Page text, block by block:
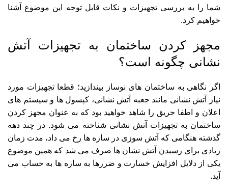
شما را به بررسی تجهیزات و نکات قابل توجه این موضوع آشنا
خواهیم کرد.
مجهز کردن ساختمان به تجهیزات آتش
نشانی چگونه است؟
اگر نگاهی به ساختمان های نوساز بیندازید؛ قطعا تجهیزات مورد
نیاز آتش نشانی مانند جعبه آتش نشانی، کپسول ها و سیستم های
اعلان و اطفا حریق را شاهد خواهید بود که به عنوان مجهز کردن
ساختمان به تجهیزات آتش نشانی شناخته می شود. در چند دهه
گذشته هنگامی که آتش سوزی در سازه ها رخ می داد، مدت زمان
زیادی برای رسیدن آتش نشان ها صرف می شد که همین موضوع
یکی از دلایل افزایش خسارت و ضررها به سازه ها به حساب می
آید.